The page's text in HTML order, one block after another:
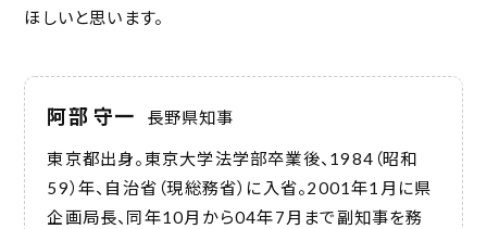
ほしいと思います。
阿部 守一 長野県知事
東京都出身。東京大学法学部卒業後、1984（昭和
59）年、自治省（現総務省）に入省。2001年1月に県
企画局長、同年10月から04年7月まで副知事を務